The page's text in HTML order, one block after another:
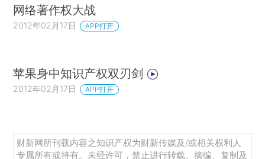
网络著作权大战
2012年02月17日 APP打开
苹果身中知识产权双刃剑
2012年02月17日 APP打开
财新网所刊载内容之知识产权为财新传媒及/或相关权利人
专属所有或持有。未经许可，禁止进行转载、摘编、复制及